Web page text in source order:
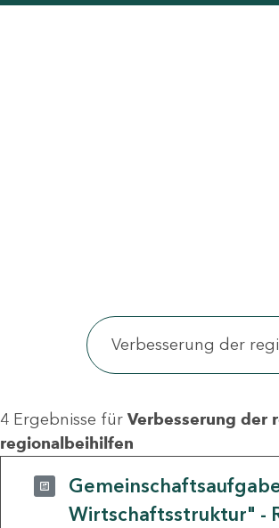
4 Ergebnisse für Verbesserung der
regionalbeihilfen
Wirtschaftsstruktur" -